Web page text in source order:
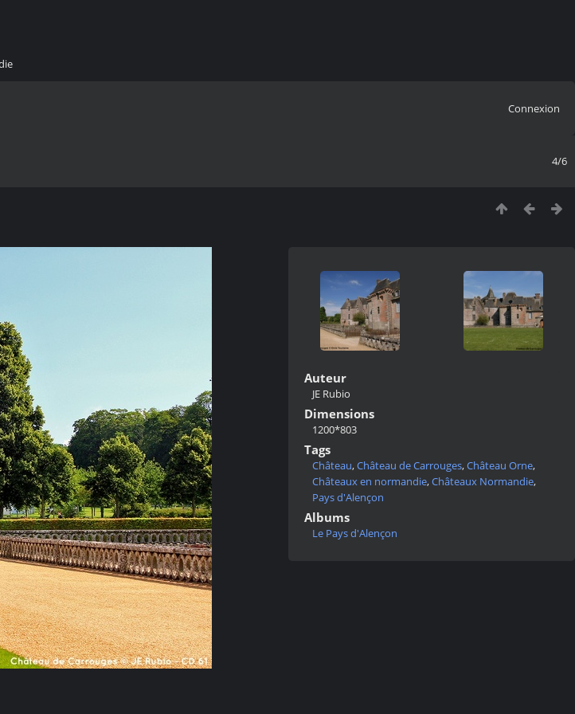
Connexion
4/6
Auteur
JE Rubio
Dimensions
1200*803
Tags
Château,Château de Carrouges,Château Orne,
Châteaux en normandie,Châteaux Normandie,
Pays d'Alençon
Albums
Le Pays d'Alençon